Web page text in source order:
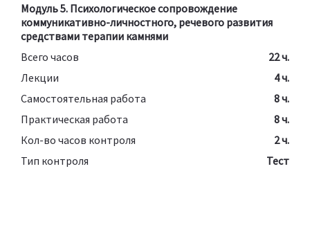
Модуль 5. Психологическое сопровождение
коммуникативно-личностного, речевого развития
средствами терапии камнями
Всего часов
22 ч.
Лекции
4 ч.
Самостоятельная работа
8 ч.
Практическая работа
8 ч.
Кол-во часов контроля
2 ч.
Тип контроля
Тест